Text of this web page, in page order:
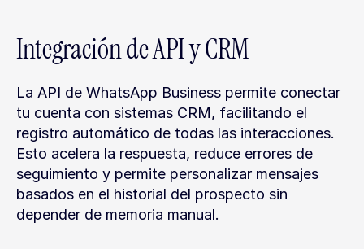
Integración de API y CRM
La API de WhatsApp Business permite conectar
tu cuenta con sistemas CRM, facilitando el
registro automático de todas las interacciones.
Esto acelera la respuesta, reduce errores de
seguimiento y permite personalizar mensajes
basados en el historial del prospecto sin
depender de memoria manual.